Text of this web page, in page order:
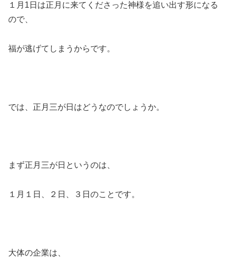
１月1日は正月に来てくださった神様を追い出す形になる
ので、
福が逃げてしまうからです。
では、正月三が日はどうなのでしょうか。
まず正月三が日というのは、
１月１日、２日、３日のことです。
大体の企業は、